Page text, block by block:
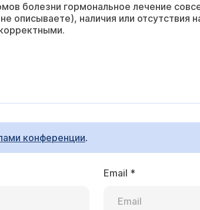
болезни гормональное лечение
описываете), наличия или отсутствия
конференции.
Email *